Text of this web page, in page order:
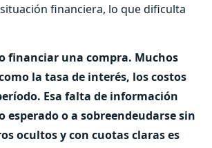
financiera, lo que dificulta
financiar una compra. Muchos
la tasa de interés, los costos
Esa falta de información
o a sobreendeudarse sin
ocultos y con cuotas claras es